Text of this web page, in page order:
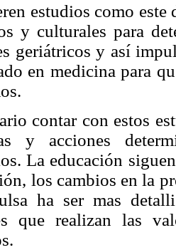
estudios como
y culturales para
geriátricos y así
en medicina para
contar con estos
y acciones
La educación
los cambios en la
ha ser mas
que realizan las